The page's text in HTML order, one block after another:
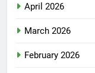
April 2026
March 2026
February 2026